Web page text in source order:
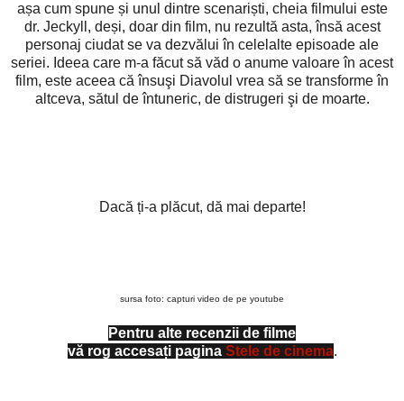
așa cum spune și unul dintre scenariști, cheia filmului este
dr. Jeckyll, deși, doar din film, nu rezultă asta, însă acest
personaj ciudat se va dezvălui în celelalte episoade ale
seriei. Ideea care m-a făcut să văd o anume valoare în acest
film, este aceea că însuşi Diavolul vrea să se transforme în
altceva, sătul de întuneric, de distrugeri şi de moarte.
Dacă ți-a plăcut, dă mai departe!
sursa foto: capturi video de pe youtube
Pentru alte recenzii de filme
vă rog accesați pagina Stele de cinema.